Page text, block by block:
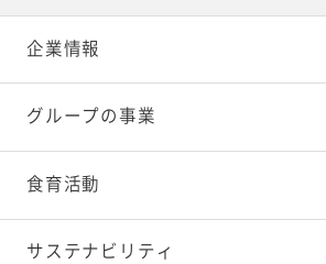
2025年3月
2025年2月
2024年4月
2024年3月
2023年5月
2023年4月
2022年6月
2022年5月
2021年7月
2021年6月
2020年8月
2020年7月
2019年9月
2019年8月
企業情報
グループの事業
食育活動
サステナビリティ